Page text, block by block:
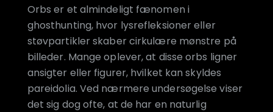
Orbs er et almindeligt fænomen i
ghosthunting, hvor lysrefleksioner eller
støvpartikler skaber cirkulære mønstre på
billeder. Mange oplever, at disse orbs ligner
ansigter eller figurer, hvilket kan skyldes
pareidolia. Ved nærmere undersøgelse viser
det sig dog ofte, at de har en naturlig